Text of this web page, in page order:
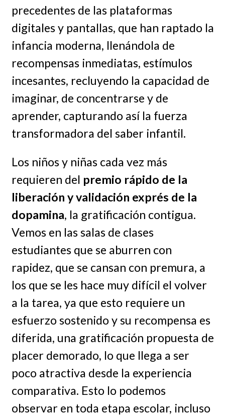
precedentes de las plataformas
digitales y pantallas, que han raptado la
infancia moderna, llenándola de
recompensas inmediatas, estímulos
incesantes, recluyendo la capacidad de
imaginar, de concentrarse y de
aprender, capturando así la fuerza
transformadora del saber infantil.
Los niños y niñas cada vez más
requieren del premio rápido de la
liberación y validación exprés de la
dopamina, la gratificación contigua.
Vemos en las salas de clases
estudiantes que se aburren con
rapidez, que se cansan con premura, a
los que se les hace muy difícil el volver
a la tarea, ya que esto requiere un
esfuerzo sostenido y su recompensa es
diferida, una gratificación propuesta de
placer demorado, lo que llega a ser
poco atractiva desde la experiencia
comparativa. Esto lo podemos
observar en toda etapa escolar, incluso